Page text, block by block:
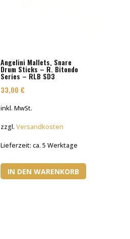
Angelini Mallets, Snare
Drum Sticks – R. Bitondo
Series – RLB SD3
33,00 €
inkl. MwSt.
zzgl. Versandkosten
Lieferzeit: ca. 5 Werktage
IN DEN WARENKORB